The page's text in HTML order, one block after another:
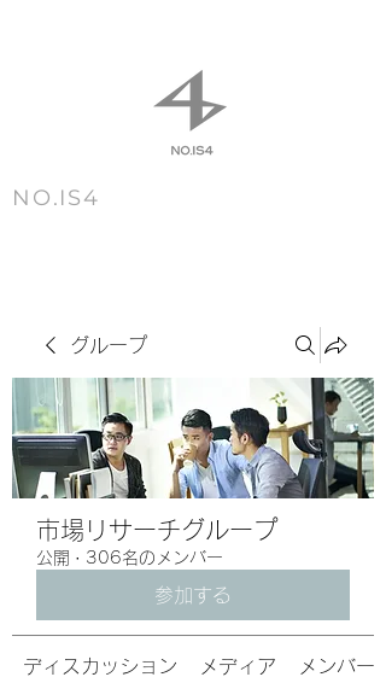
NO.IS4
グループ
市場リサーチグループ
公開 · 306名のメンバー
参加する
ディスカッション メディア メンバー